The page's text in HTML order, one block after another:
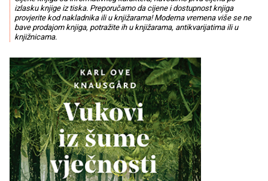
izlasku knjige iz tiska. Preporučamo da cijene i dostupnost knjiga
provjerite kod nakladnika ili u knjižarama! Moderna vremena više se ne
bave prodajom knjiga, potražite ih u knjižarama, antikvarijatima ili u
knjižnicama.